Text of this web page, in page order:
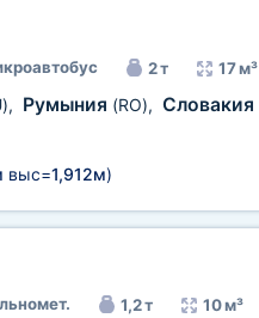
2 т 17 м³
, Румыния (RO), Словакия
выс=1,912м)
1,2 т 10 м³